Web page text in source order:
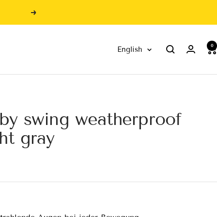
Next
Language
English 0
swing weatherproof
gray